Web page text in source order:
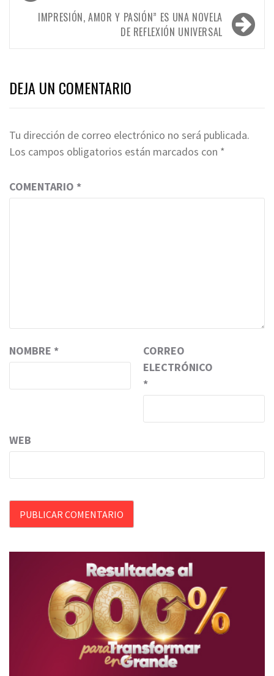
entradas
IMPRESIÓN, AMOR Y PASIÓN” ES UNA NOVELA
DE REFLEXIÓN UNIVERSAL
DEJA UN COMENTARIO
Tu dirección de correo electrónico no será publicada.
Los campos obligatorios están marcados con *
COMENTARIO *
NOMBRE *
CORREO
ELECTRÓNICO
*
WEB